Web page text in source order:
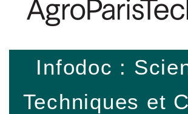
Infodoc :
Techniques et